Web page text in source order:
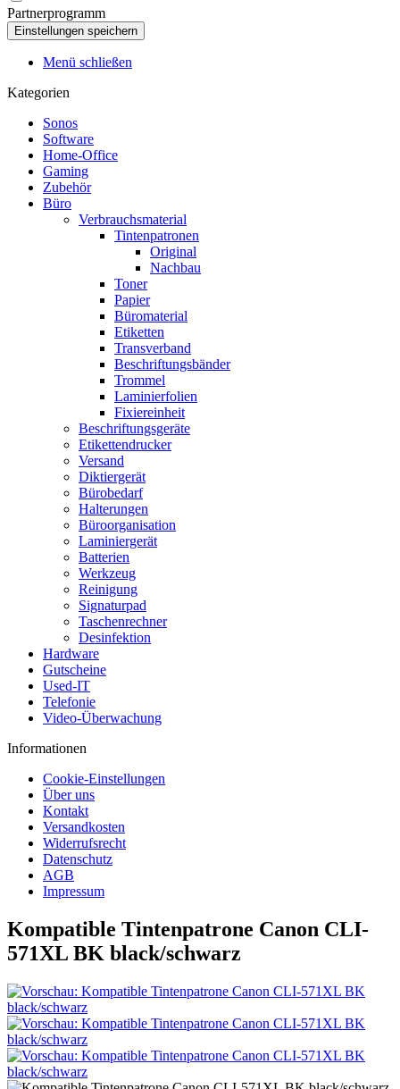
Partnerprogramm
Menü schließen
Kategorien
Sonos
Software
Home-Office
Gaming
Zubehör
Büro
Verbrauchsmaterial
Tintenpatronen
Original
Nachbau
Toner
Papier
Büromaterial
Etiketten
Transverband
Beschriftungsbänder
Trommel
Laminierfolien
Fixiereinheit
Beschriftungsgeräte
Etikettendrucker
Versand
Diktiergerät
Bürobedarf
Halterungen
Büroorganisation
Laminiergerät
Batterien
Werkzeug
Reinigung
Signaturpad
Taschenrechner
Desinfektion
Hardware
Gutscheine
Used-IT
Telefonie
Video-Überwachung
Informationen
Cookie-Einstellungen
Über uns
Kontakt
Versandkosten
Widerrufsrecht
Datenschutz
AGB
Impressum
Kompatible Tintenpatrone Canon CLI-
571XL BK black/schwarz